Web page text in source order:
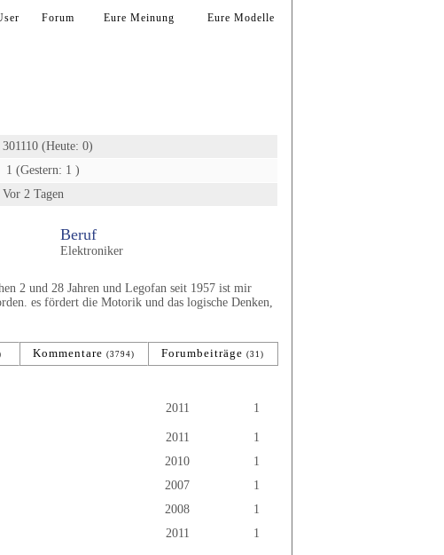
Forum Eure Meinung Eure Modelle
301110 (Heute: 0)
1 (Gestern: 1 )
Vor 2 Tagen
Beruf
Elektroniker
2 und 28 Jahren und Legofan seit 1957 ist mir
es fördert die Motorik und das logische Denken,
Kommentare (3794) Forumbeiträge (31)
2011 1
2011
1
2010
1
2007
1
2008
1
2011 1